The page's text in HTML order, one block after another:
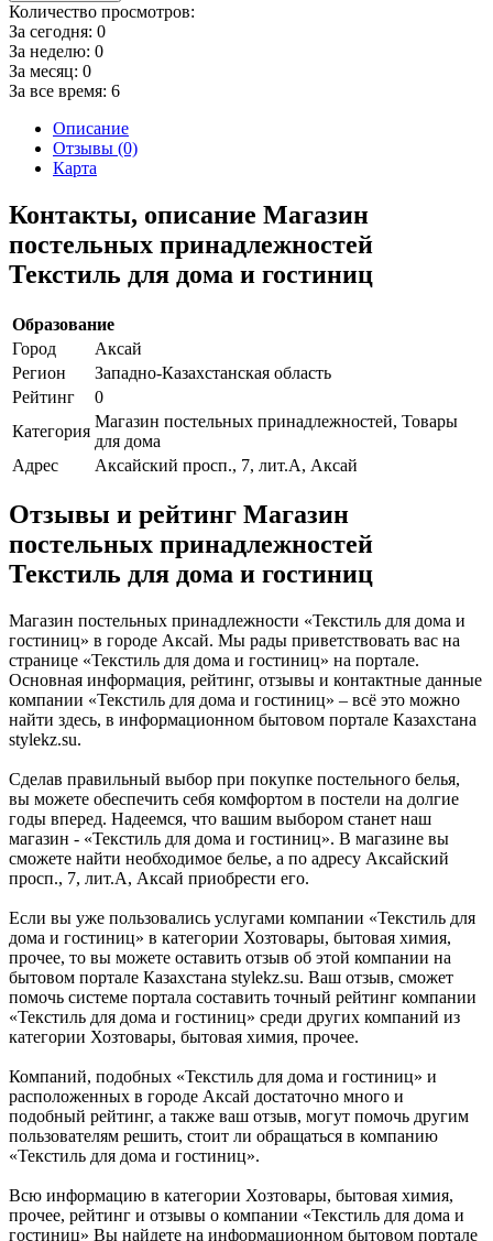
Количество просмотров:
За сегодня: 0
За неделю: 0
За месяц: 0
За все время: 6
Описание
Отзывы (0)
Карта
Контакты, описание Магазин
постельных принадлежностей
Текстиль для дома и гостиниц
Образование
Город
Аксай
Регион
Западно-Казахстанская область
Рейтинг
0
Категория
Магазин постельных принадлежностей, Товары
для дома
Адрес
Аксайский просп., 7, лит.А, Аксай
Отзывы и рейтинг Магазин
постельных принадлежностей
Текстиль для дома и гостиниц
Магазин постельных принадлежности «Текстиль для дома и
гостиниц» в городе Аксай. Мы рады приветствовать вас на
странице «Текстиль для дома и гостиниц» на портале.
Основная информация, рейтинг, отзывы и контактные данные
компании «Текстиль для дома и гостиниц» – всё это можно
найти здесь, в информационном бытовом портале Казахстана
stylekz.su.
Сделав правильный выбор при покупке постельного белья,
вы можете обеспечить себя комфортом в постели на долгие
годы вперед. Надеемся, что вашим выбором станет наш
магазин - «Текстиль для дома и гостиниц». В магазине вы
сможете найти необходимое белье, а по адресу Аксайский
просп., 7, лит.А, Аксай приобрести его.
Если вы уже пользовались услугами компании «Текстиль для
дома и гостиниц» в категории Хозтовары, бытовая химия,
прочее, то вы можете оставить отзыв об этой компании на
бытовом портале Казахстана stylekz.su. Ваш отзыв, сможет
помочь системе портала составить точный рейтинг компании
«Текстиль для дома и гостиниц» среди других компаний из
категории Хозтовары, бытовая химия, прочее.
Компаний, подобных «Текстиль для дома и гостиниц» и
расположенных в городе Аксай достаточно много и
подобный рейтинг, а также ваш отзыв, могут помочь другим
пользователям решить, стоит ли обращаться в компанию
«Текстиль для дома и гостиниц».
Всю информацию в категории Хозтовары, бытовая химия,
прочее, рейтинг и отзывы о компании «Текстиль для дома и
гостиниц» Вы найдете на информационном бытовом портале